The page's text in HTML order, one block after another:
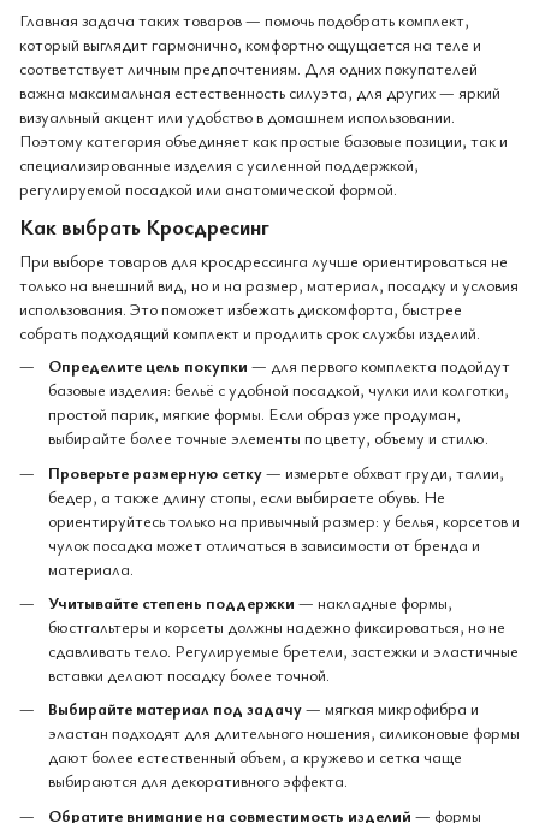
Главная задача таких товаров — помочь подобрать комплект,
который выглядит гармонично, комфортно ощущается на теле и
соответствует личным предпочтениям. Для одних покупателей
важна максимальная естественность силуэта, для других — яркий
визуальный акцент или удобство в домашнем использовании.
Поэтому категория объединяет как простые базовые позиции, так и
специализированные изделия с усиленной поддержкой,
регулируемой посадкой или анатомической формой.
Как выбрать Кросдресинг
При выборе товаров для кросдрессинга лучше ориентироваться не
только на внешний вид, но и на размер, материал, посадку и условия
использования. Это поможет избежать дискомфорта, быстрее
собрать подходящий комплект и продлить срок службы изделий.
Определите цель покупки — для первого комплекта подойдут
базовые изделия: бельё с удобной посадкой, чулки или колготки,
простой парик, мягкие формы. Если образ уже продуман,
выбирайте более точные элементы по цвету, объему и стилю.
Проверьте размерную сетку— измерьте обхват груди, талии,
бедер, а также длину стопы, если выбираете обувь. Не
ориентируйтесь только на привычный размер: у белья, корсетов и
чулок посадка может отличаться в зависимости от бренда и
материала.
Учитывайте степень поддержки — накладные формы,
бюстгальтеры и корсеты должны надежно фиксироваться, но не
сдавливать тело. Регулируемые бретели, застежки и эластичные
вставки делают посадку более точной.
Выбирайте материал под задачу— мягкая микрофибра и
эластан подходят для длительного ношения, силиконовые формы
дают более естественный объем, а кружево и сетка чаще
выбираются для декоративного эффекта.
Обратите внимание на совместимость изделий — формы